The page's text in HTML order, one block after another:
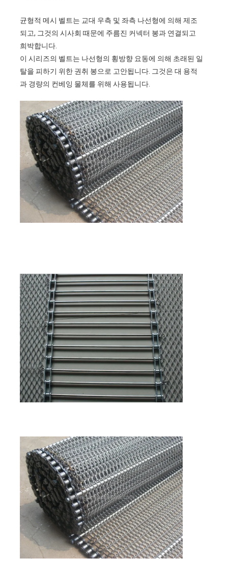
제품 소개
회사 소개
공장 투어
품질 관리
연락처
균형적 메시 벨트는 교대 우측 및 좌측 나선형에 의해 제조
되고, 그것의 시사회 때문에 주름진 커넥터 봉과 연결되고
희박합니다.
이 시리즈의 벨트는 나선형의 횡방향 요동에 의해 초래된 일
탈을 피하기 위한 권취 봉으로 고안됩니다. 그것은 대 용적
과 경량의 컨베잉 물체를 위해 사용됩니다.